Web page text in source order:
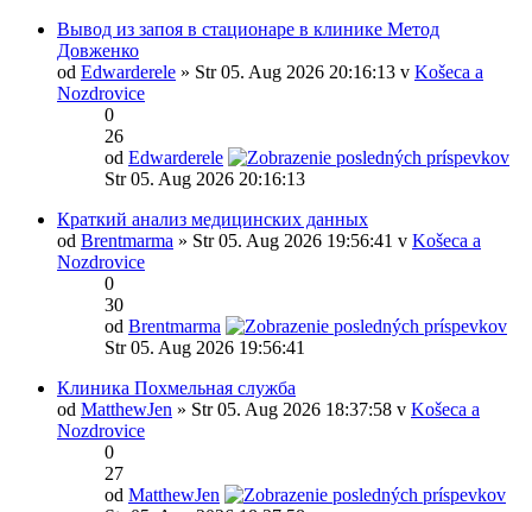
Вывод из запоя в стационаре в клинике Метод
Довженко
od Edwarderele » Str 05. Aug 2026 20:16:13 v Košeca a
Nozdrovice
0
26
od Edwarderele
Str 05. Aug 2026 20:16:13
Краткий анализ медицинских данных
od Brentmarma » Str 05. Aug 2026 19:56:41 v Košeca a
Nozdrovice
0
30
od Brentmarma
Str 05. Aug 2026 19:56:41
Клиника Похмельная служба
od MatthewJen » Str 05. Aug 2026 18:37:58 v Košeca a
Nozdrovice
0
27
od MatthewJen